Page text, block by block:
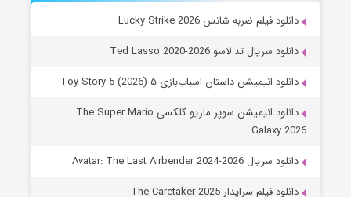
دانلود فیلم ضربه شانس Lucky Strike 2026
دانلود سریال تد لاسو Ted Lasso 2020-2026
دانلود انیمیشن داستان اسباب‌بازی ۵ Toy Story 5 (2026)
دانلود انیمیشن سوپر ماریو گلکسی The Super Mario
Galaxy 2026
دانلود سریال Avatar: The Last Airbender 2024-2026
دانلود فیلم سرایدار The Caretaker 2025